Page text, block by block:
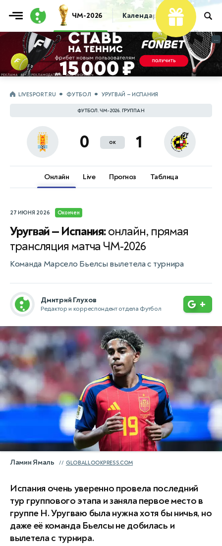
ЧМ-2026 Календарь Таблица
Фрибет
10 000 ₽
...
...
LIVESPORT.RU ФУТБОЛ УРУГВАЙ — ИСПАНИЯ
ФУТБОЛ. ЧМ-2026. ГРУППА H
0 ок 1
Онлайн Live Прогноз Таблица
27 ИЮНЯ 2026 Окончен
Уругвай — Испания:онлайн, прямая
трансляция матча ЧМ-2026
Команда Марсело Бьелсы вылетела с турнира
Дмитрий Глухов
Редактор и корреспондент отдела Футбол +
Ламин Ямаль GLOBALLOOKPRESS.COM
Испания очень уверенно провела последний
тур группового этапа и заняла первое место в
группе Н. Уругваю была нужна хотя бы ничья, но
даже её команда Бьелсы не добилась и
вылетела с турнира.